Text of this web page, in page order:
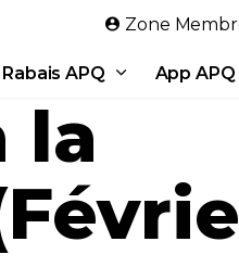
Rabais APQ App APQ
Zone
la